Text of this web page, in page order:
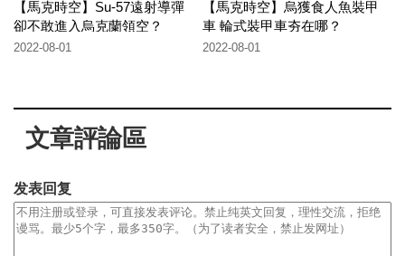
【馬克時空】Su-57遠射導彈
卻不敢進入烏克蘭領空？
2022-08-01
【馬克時空】烏獲食人魚裝甲
車 輪式裝甲車夯在哪？
2022-08-01
文章評論區
发表回复